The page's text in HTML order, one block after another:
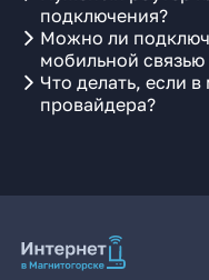
подключения?
Можно ли
мобильной
Что делать, если
провайдера?